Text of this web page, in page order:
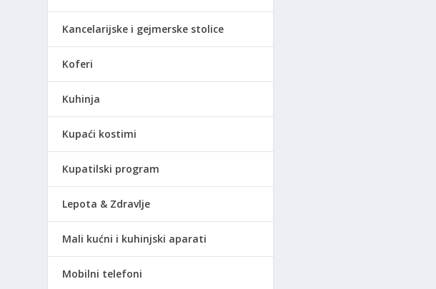
Kancelarijske i gejmerske stolice
Koferi
Kuhinja
Kupaći kostimi
Kupatilski program
Lepota & Zdravlje
Mali kućni i kuhinjski aparati
Mobilni telefoni